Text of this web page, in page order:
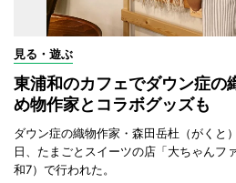
見る・遊ぶ
東浦和のカフェでダウン症
め物作家とコラボグッズも
ダウン症の織物作家・森田岳杜（がくと
日、たまごとスイーツの店「大ちゃんフ
和7）で行われた。